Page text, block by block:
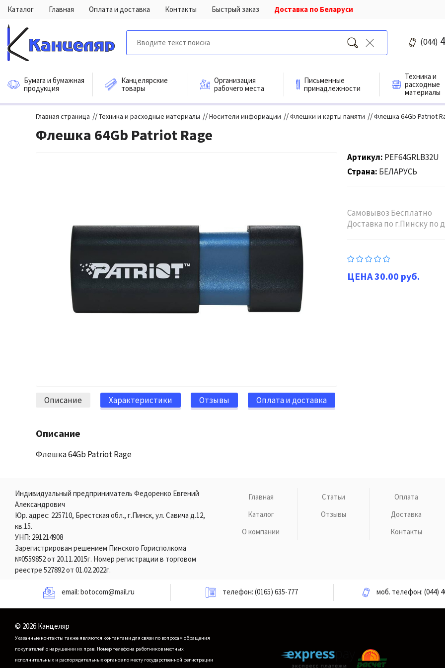
Каталог Главная Оплата и доставка Контакты Быстрый заказ Доставка по Беларуси
(044)
Бумага и бумажная
продукция
Канцелярские
товары
Организация
рабочего места
Письменные
принадлежности
Техника и
расходные
материалы
Главная страница //Техника и расходные материалы //Носители информации //Флешки и карты памяти //Флешка 64Gb Patriot
Флешка 64Gb Patriot Rage
Артикул PEF64GRLB32U
Страна БЕЛАРУСЬ
Самовывоз Бесплатно
Доставка по г.Пинску по
30.00 руб.
Описание Характеристики Отзывы Оплата и доставка
Описание
Флешка 64Gb Patriot Rage
Индивидуальный предприниматель Федоренко Евгений
Александрович
Юр. адрес: 225710, Брестская обл., г.Пинск, ул. Савича д.12,
кв.15.
УНП: 291214908
Зарегистрирован решением Пинского Горисполкома
№0559852 от 20.11.2015г. Номер регистрации в торговом
реестре 527892 от 01.02.2022г.
Главная
Каталог
О компании
Статьи
Отзывы
Оплата
Доставка
Контакты
email: botocom@mail.ru телефон:(0165) 635-777 моб. телефон:(044)
© 2026 Канцеляр
Указанные контакты также являются контактами для связи по вопросам обращения
покупателей о нарушении их прав. Номер телефона работников местных
исполнительных и распорядительных органов по месту государственной регистрации